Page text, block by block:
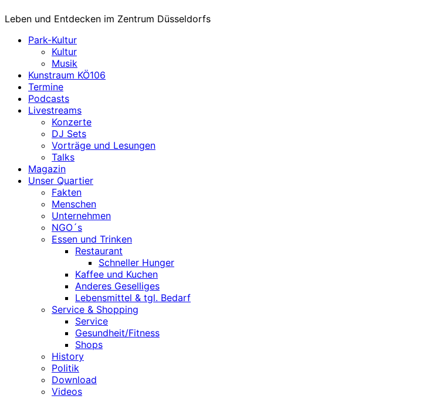
Leben und Entdecken im Zentrum Düsseldorfs
Park-Kultur
Kultur
Musik
Kunstraum KÖ106
Termine
Podcasts
Livestreams
Konzerte
DJ Sets
Vorträge und Lesungen
Talks
Magazin
Unser Quartier
Fakten
Menschen
Unternehmen
NGO´s
Essen und Trinken
Restaurant
Schneller Hunger
Kaffee und Kuchen
Anderes Geselliges
Lebensmittel & tgl. Bedarf
Service & Shopping
Service
Gesundheit/Fitness
Shops
History
Politik
Download
Videos